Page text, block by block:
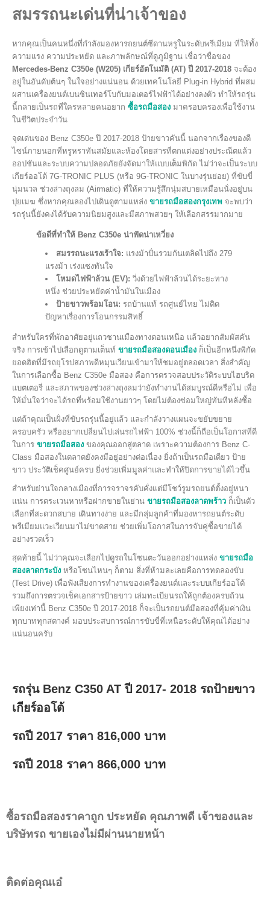
สมรรถนะเด่นที่น่าเจ้าของ
หากคุณเป็นคนหนึ่งที่กำลังมองหารถยนต์ซีดานหรูในระดับพรีเมียม ที่ให้ทั้ง
ความแรง ความประหยัด และภาพลักษณ์ที่ดูภูมิฐาน เชื่อว่าชื่อของ
Mercedes-Benz C350e (W205) เกียร์อัตโนมัติ (AT) ปี 2017-2018 จะต้อง
อยู่ในอันดับต้นๆ ในใจอย่างแน่นอน ด้วยเทคโนโลยี Plug-in Hybrid ที่ผสม
ผสานเครื่องยนต์เบนซินเทอร์โบกับมอเตอร์ไฟฟ้าได้อย่างลงตัว ทำให้รถรุ่น
นี้กลายเป็นรถที่ใครหลายคนอยาก ซื้อรถมือสอง มาครอบครองเพื่อใช้งาน
ในชีวิตประจำวัน
จุดเด่นของ Benz C350e ปี 2017-2018 ป้ายขาวคันนี้ นอกจากเรื่องของดี
ไซน์ภายนอกที่หรูหราทันสมัยและห้องโดยสารที่ตกแต่งอย่างประณีตแล้ว
ออปชันและระบบความปลอดภัยยังจัดมาให้แบบเต็มพิกัด ไม่ว่าจะเป็นระบบ
เกียร์ออโต้ 7G-TRONIC PLUS (หรือ 9G-TRONIC ในบางรุ่นย่อย) ที่ขับขี่
นุ่มนวล ช่วงล่างถุงลม (Airmatic) ที่ให้ความรู้สึกนุ่มสบายเหมือนนั่งอยู่บน
ปุยเมฆ ซึ่งหากคุณลองไปเดินดูตามแหล่ง ขายรถมือสองกรุงเทพ จะพบว่า
รถรุ่นนี้ยังคงได้รับความนิยมสูงและมีสภาพสวยๆ ให้เลือกสรรมากมาย
ข้อดีที่ทำให้ Benz C350e น่าฟัดน่าเหวี่ยง
สมรรถนะแรงเร้าใจ: แรงม้าปั่นรวมกันเตลิดไปถึง 279
แรงม้า เร่งแซงทันใจ
โหมดไฟฟ้าล้วน (EV): วิ่งด้วยไฟฟ้าล้วนได้ระยะทาง
หนึ่ง ช่วยประหยัดค่าน้ำมันในเมือง
ป้ายขาวพร้อมโอน: รถบ้านแท้ รถศูนย์ไทย ไม่ติด
ปัญหาเรื่องการโอนกรรมสิทธิ์
สำหรับใครที่พักอาศัยอยู่แถวชานเมืองทางตอนเหนือ แล้วอยากสัมผัสคัน
จริง การเข้าไปเลือกดูตามเต็นท์ ขายรถมือสองดอนเมือง ก็เป็นอีกหนึ่งพิกัด
ยอดฮิตที่มีรถยุโรปสภาพดีหมุนเวียนเข้ามาให้ชมอยู่ตลอดเวลา สิ่งสำคัญ
ในการเลือกซื้อ Benz C350e มือสอง คือการตรวจสอบประวัติระบบไฮบริด
แบตเตอรี่ และสภาพของช่วงล่างถุงลมว่ายังทำงานได้สมบูรณ์ดีหรือไม่ เพื่อ
ให้มั่นใจว่าจะได้รถที่พร้อมใช้งานยาวๆ โดยไม่ต้องซ่อมใหญ่ทันทีหลังซื้อ
แต่ถ้าคุณเป็นฝั่งที่ขับรถรุ่นนี้อยู่แล้ว และกำลังวางแผนจะขยับขยาย
ครอบครัว หรืออยากเปลี่ยนไปเล่นรถไฟฟ้า 100% ช่วงนี้ก็ถือเป็นโอกาสที่ดี
ในการ ขายรถมือสอง ของคุณออกสู่ตลาด เพราะความต้องการ Benz C-
Class มือสองในตลาดยังคงมีอยู่อย่างต่อเนื่อง ยิ่งถ้าเป็นรถมือเดียว ป้าย
ขาว ประวัติเช็คศูนย์ครบ ยิ่งช่วยเพิ่มมูลค่าและทำให้ปิดการขายได้ไวขึ้น
สำหรับย่านใจกลางเมืองที่การจราจรคับคั่งแต่มีโชว์รูมรถยนต์ตั้งอยู่หนา
แน่น การตระเวนหาหรือฝากขายในย่าน ขายรถมือสองลาดพร้าว ก็เป็นตัว
เลือกที่สะดวกสบาย เดินทางง่าย และมีกลุ่มลูกค้าที่มองหารถยนต์ระดับ
พรีเมียมแวะเวียนมาไม่ขาดสาย ช่วยเพิ่มโอกาสในการจับคู่ซื้อขายได้
อย่างรวดเร็ว
สุดท้ายนี้ ไม่ว่าคุณจะเลือกไปดูรถในโซนตะวันออกอย่างแหล่ง ขายรถมือ
สองลาดกระบัง หรือโซนไหนๆ ก็ตาม สิ่งที่ห้ามละเลยคือการทดลองขับ
(Test Drive) เพื่อฟังเสียงการทำงานของเครื่องยนต์และระบบเกียร์ออโต้
รวมถึงการตรวจเช็คเอกสารป้ายขาว เล่มทะเบียนรถให้ถูกต้องครบถ้วน
เพียงเท่านี้ Benz C350e ปี 2017-2018 ก็จะเป็นรถยนต์มือสองที่คุ้มค่าเงิน
ทุกบาททุกสตางค์ มอบประสบการณ์การขับขี่ที่เหนือระดับให้คุณได้อย่าง
แน่นอนครับ
รถรุ่น Benz C350 AT ปี 2017- 2018 รถป้ายขาว
เกียร์ออโต้
รถปี 2017 ราคา 816,000 บาท
รถปี 2018 ราคา 866,000 บาท
ซื้อรถมือสองราคาถูก ประหยัด คุณภาพดี เจ้าของและ
บริษัทรถ ขายเองไม่มีผ่านนายหน้า
ติดต่อคุณเอ๋